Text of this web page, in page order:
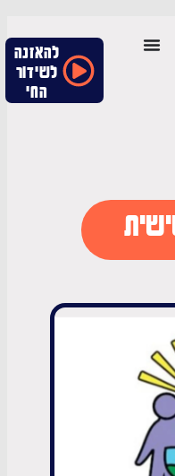
להאזנה
לשידור
החי